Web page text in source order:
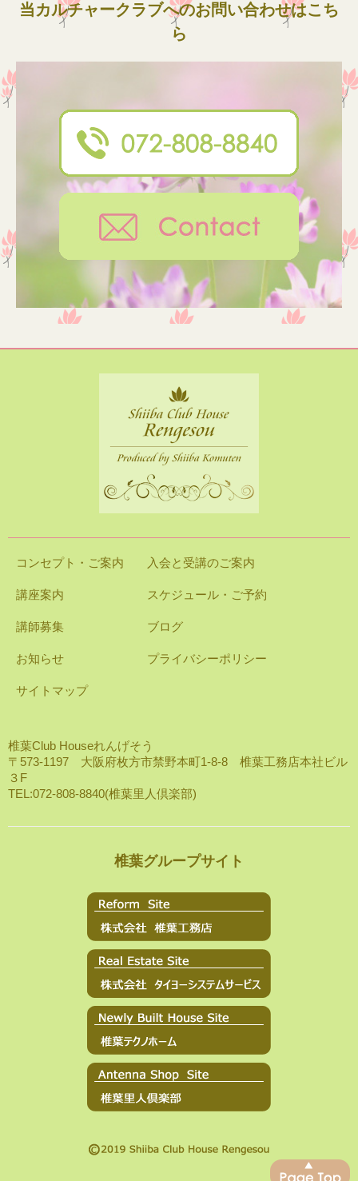
当カルチャークラブへのお問い合わせはこち
ら
コンセプト・ご案内 入会と受講のご案内
講座案内 スケジュール・ご予約
講師募集 ブログ
お知らせ プライバシーポリシー
サイトマップ
椎葉Club Houseれんげそう
〒573-1197 大阪府枚方市禁野本町1-8-8 椎葉工務店本社ビル
３F
TEL:072-808-8840(椎葉里人倶楽部)
椎葉グループサイト